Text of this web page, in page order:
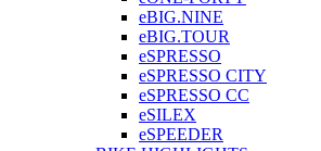
eBIG.NINE
eBIG.TOUR
eSPRESSO
eSPRESSO CITY
eSPRESSO CC
eSILEX
eSPEEDER